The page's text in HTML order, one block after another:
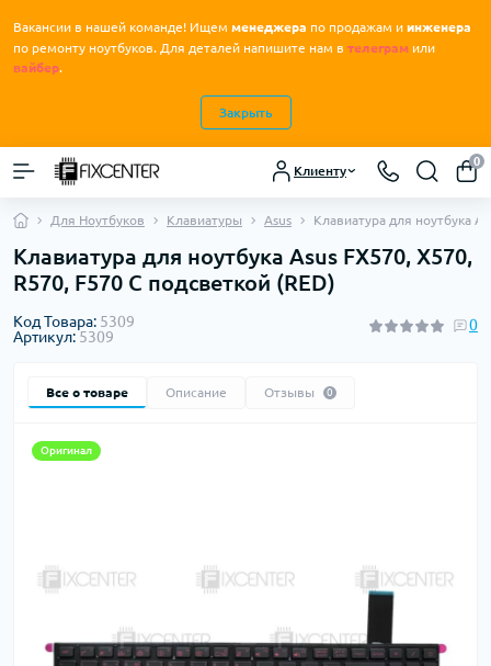
Вакансии в нашей команде! Ищем менеджера по продажам и инженера
по ремонту ноутбуков. Для деталей напишите нам в телеграм или
вайбер.
Закрыть
Клиенту
0
Для Ноутбуков Клавиатуры Asus Клавиатура для ноутбука
Клавиатура для ноутбука Asus FX570, X570,
R570, F570 С подсветкой (RED)
Код Товара: 5309
Артикул: 5309
0
Все о товаре Описание Отзывы 0
Оригинал